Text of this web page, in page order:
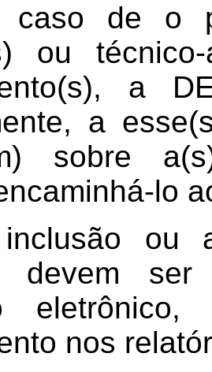
caso de o
ou
a
a
sobre
lo
ou
devem
nos